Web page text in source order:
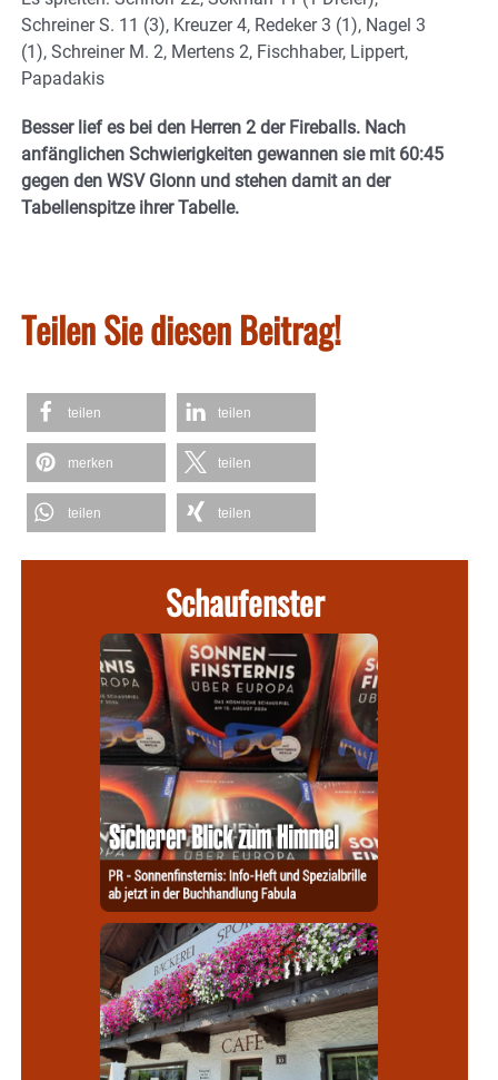
Schreiner S. 11 (3), Kreuzer 4, Redeker 3 (1), Nagel 3
(1), Schreiner M. 2, Mertens 2, Fischhaber, Lippert,
Papadakis
Besser lief es bei den Herren 2 der Fireballs. Nach
anfänglichen Schwierigkeiten gewannen sie mit 60:45
gegen den WSV Glonn und stehen damit an der
Tabellenspitze ihrer Tabelle.
Teilen Sie diesen Beitrag!
teilen teilen
merken teilen
teilen teilen
Schaufenster